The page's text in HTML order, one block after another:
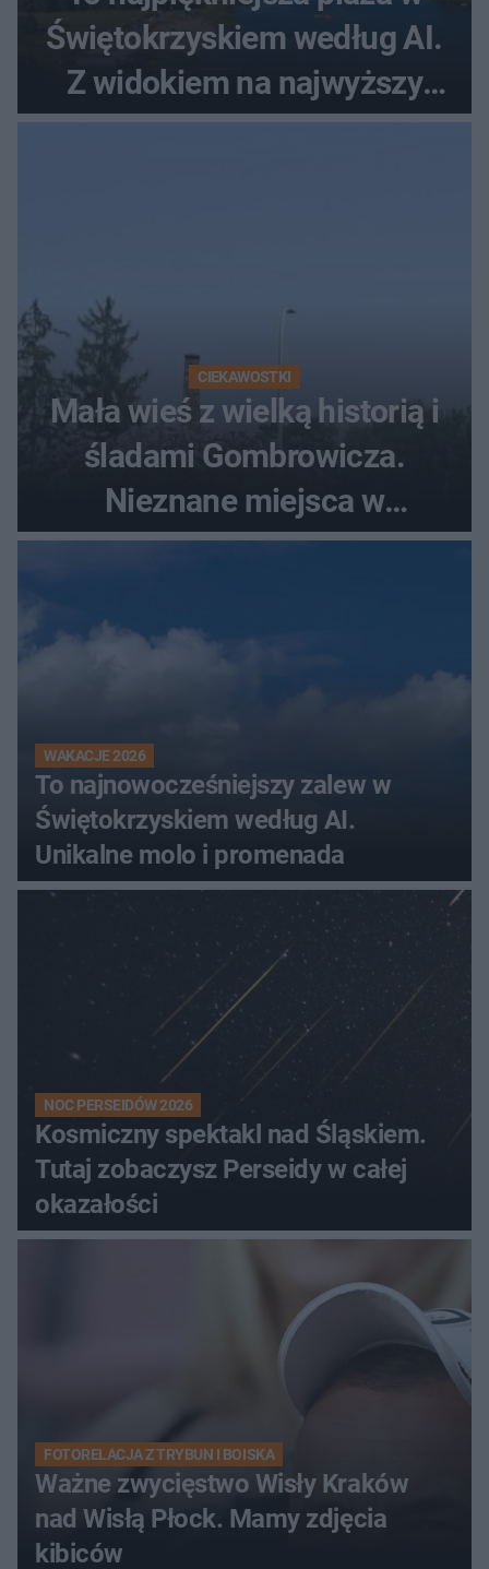
Świętokrzyskiem według AI.
Z widokiem na najwyższy
szczyt Gór Świętokrzyskich
CIEKAWOSTKI
Mała wieś z wielką historią i
śladami Gombrowicza.
Nieznane miejsca w
Świętokrzyskiem
WAKACJE 2026
To najnowocześniejszy zalew w
Świętokrzyskiem według AI.
Unikalne molo i promenada
NOC PERSEIDÓW 2026
Kosmiczny spektakl nad Śląskiem.
Tutaj zobaczysz Perseidy w całej
okazałości
FOTORELACJA Z TRYBUN I BOISKA
Ważne zwycięstwo Wisły Kraków
nad Wisłą Płock. Mamy zdjęcia
kibiców